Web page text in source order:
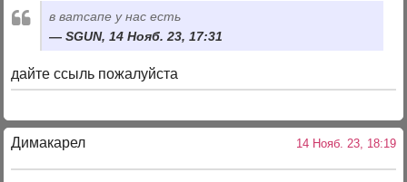
в ватсапе у нас есть
SGUN, 14 Нояб. 23, 17:31
дайте ссыль пожалуйста
Димакарел 14 Нояб. 23, 18:19